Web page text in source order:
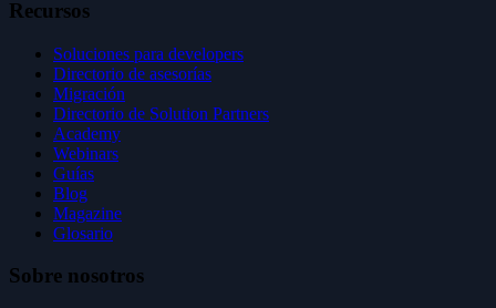
Recursos
Soluciones para developers
Directorio de asesorías
Migración
Directorio de Solution Partners
Academy
Webinars
Guías
Blog
Magazine
Glosario
Sobre nosotros